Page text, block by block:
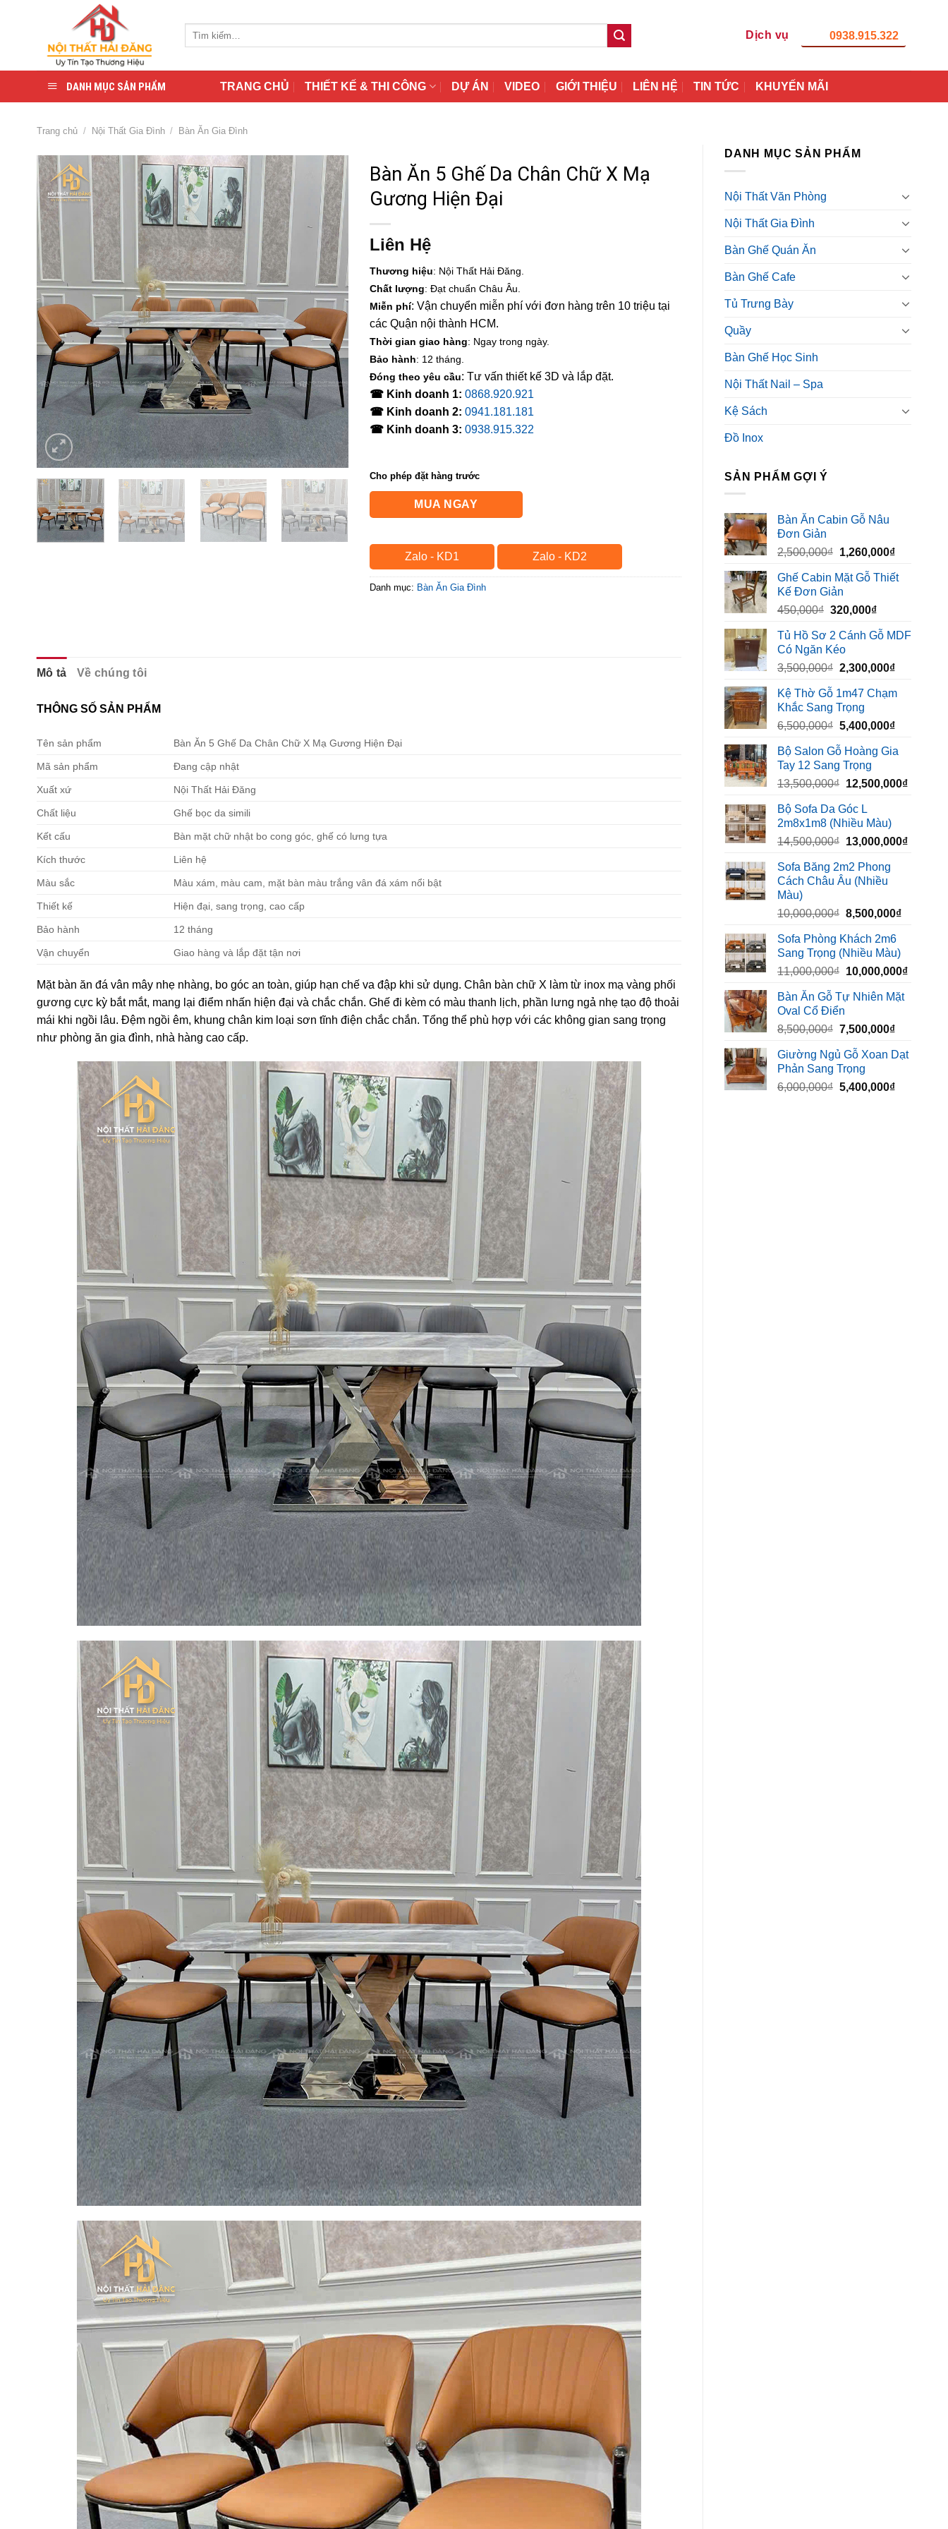
Dịch vụ 0938.915.322
DANH MỤC SẢN PHẨM TRANG CHỦ THIẾT KẾ & THI CÔNG DỰ ÁN VIDEO GIỚI THIỆU LIÊN HỆ TIN TỨC KHUYẾN MÃI
Trang chủ / Nội Thất Gia Đình / Bàn Ăn Gia Đình
DANH MỤC SẢN PHẨM
Nội Thất Văn Phòng
Nội Thất Gia Đình
Bàn Ghế Quán Ăn
Bàn Ghế Cafe
Tủ Trưng Bày
Quầy
Bàn Ghế Học Sinh
Nội Thất Nail – Spa
Kệ Sách
Đồ Inox
SẢN PHẨM GỢI Ý
Bàn Ăn Cabin Gỗ Nâu
Đơn Giản
2,500,000₫ Giá
là:
2,500,000₫.
1,260,000₫Giá
tại
Ghế Cabin Mặt Gỗ Thiết
Kế Đơn Giản
450,000₫ Giá
là:
450,000₫.
320,000₫Giá
tại
320,000₫.
Tủ Hồ Sơ 2 Cánh Gỗ MDF
Có Ngăn Kéo
3,500,000₫ Giá
là:
3,500,000₫.
2,300,000₫Giá
tại
Kệ Thờ Gỗ 1m47 Chạm
Khắc Sang Trọng
6,500,000₫ Giá
là:
6,500,000₫.
5,400,000₫Giá
tại
Bộ Salon Gỗ Hoàng Gia
Tay 12 Sang Trọng
13,500,000₫ Giá
là:
13,500,000₫.
12,500,000₫Giá
Bộ Sofa Da Góc L
2m8x1m8 (Nhiều Màu)
14,500,000₫ Giá
là:
14,500,000₫.
13,000,000₫Giá
Sofa Băng 2m2 Phong
Cách Châu Âu (Nhiều
Màu)
10,000,000₫ Giá
là:
10,000,000₫.
8,500,000₫Giá
là:
Sofa Phòng Khách 2m6
Sang Trọng (Nhiều Màu)
11,000,000₫ Giá
là:
10,000,000₫Giá
Bàn Ăn Gỗ Tự Nhiên Mặt
Oval Cổ Điển
8,500,000₫ Giá
là:
8,500,000₫.
7,500,000₫Giá
tại
Giường Ngủ Gỗ Xoan Dạt
Phản Sang Trọng
6,000,000₫ Giá
5,400,000₫Giá
Bàn Ăn 5 Ghế Da Chân Chữ X Mạ
Gương Hiện Đại
Liên Hệ
Thương hiệu: Nội Thất Hải Đăng.
Chất lượng: Đạt chuẩn Châu Âu.
Miễn phí: Vận chuyển miễn phí với đơn hàng trên 10 triệu tại
các Quận nội thành HCM.
Thời gian giao hàng: Ngay trong ngày.
Bảo hành: 12 tháng.
Đóng theo yêu cầu: Tư vấn thiết kế 3D và lắp đặt.
☎ Kinh doanh 1: 0868.920.921
☎ Kinh doanh 2: 0941.181.181
☎ Kinh doanh 3: 0938.915.322
Cho phép đặt hàng trước
MUA NGAY
Zalo - KD1 Zalo - KD2
Danh mục: Bàn Ăn Gia Đình
Mô tả Về chúng tôi
THÔNG SỐ SẢN PHẨM
Tên sản phẩm Bàn Ăn 5 Ghế Da Chân Chữ X Mạ Gương Hiện Đại
Mã sản phẩm Đang cập nhật
Xuất xứ Nội Thất Hải Đăng
Chất liệu Ghế bọc da simili
Kết cấu Bàn mặt chữ nhật bo cong góc, ghế có lưng tựa
Kích thước Liên hệ
Màu sắc Màu xám, màu cam, mặt bàn màu trắng vân đá xám nổi bật
Thiết kế Hiện đại, sang trọng, cao cấp
Bảo hành 12 tháng
Vận chuyển Giao hàng và lắp đặt tận nơi
Mặt bàn ăn đá vân mây nhẹ nhàng, bo góc an toàn, giúp hạn chế va đập khi sử dụng. Chân bàn chữ X làm từ inox mạ vàng phối
gương cực kỳ bắt mắt, mang lại điểm nhấn hiện đại và chắc chắn. Ghế đi kèm có màu thanh lịch, phần lưng ngả nhẹ tạo độ thoải
mái khi ngồi lâu. Đệm ngồi êm, khung chân kim loại sơn tĩnh điện chắc chắn. Tổng thể phù hợp với các không gian sang trọng
như phòng ăn gia đình, nhà hàng cao cấp.